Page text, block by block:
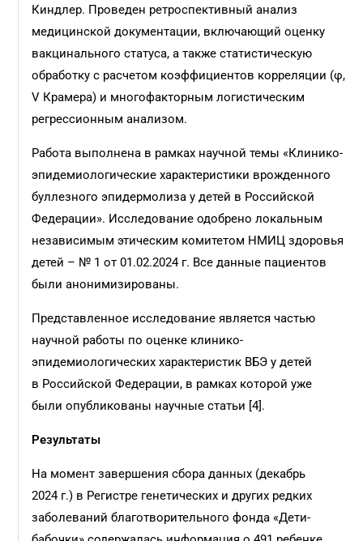
Киндлер. Проведен ретроспективный анализ
медицинской документации, включающий оценку
вакцинального статуса, а также статистическую
обработку с расчетом коэффициентов корреляции (φ,
V Крамера) и многофакторным логистическим
регрессионным анализом.
Работа выполнена в рамках научной темы «Клинико-
эпидемиологические характеристики врожденного
буллезного эпидермолиза у детей в Российской
Федерации». Исследование одобрено локальным
независимым этическим комитетом НМИЦ здоровья
детей – № 1 от 01.02.2024 г. Все данные пациентов
были анонимизированы.
Представленное исследование является частью
научной работы по оценке клинико-
эпидемиологических характеристик ВБЭ у детей
в Российской Федерации, в рамках которой уже
были опубликованы научные статьи [4].
Результаты
На момент завершения сбора данных (декабрь
2024 г.) в Регистре генетических и других редких
заболеваний благотворительного фонда «Дети-